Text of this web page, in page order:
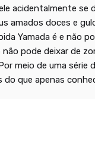
acidentalmente se
amados doces e
Yamada é e não
não pode deixar de
meio de uma
que apenas